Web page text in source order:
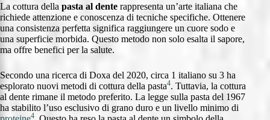
La cottura della pasta al dente rappresenta un’arte italiana che
richiede attenzione e conoscenza di tecniche specifiche. Ottenere
una consistenza perfetta significa raggiungere un cuore sodo e
una superficie morbida. Questo metodo non solo esalta il sapore,
ma offre benefici per la salute.
Secondo una ricerca di Doxa del 2020, circa 1 italiano su 3 ha
esplorato nuovi metodi di cottura della pasta4. Tuttavia, la cottura
al dente rimane il metodo preferito. La legge sulla pasta del 1967
ha stabilito l’uso esclusivo di grano duro e un livello minimo di
4